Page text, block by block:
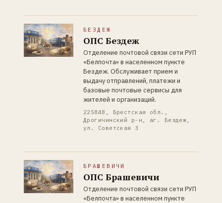
БЕЗДЕЖ
ОПС Бездеж
Отделение почтовой связи сети РУП
«Белпочта» в населенном пункте
Бездеж. Обслуживает прием и
выдачу отправлений, платежи и
базовые почтовые сервисы для
жителей и организаций.
225848, Брестская обл.,
Дрогичинский р-н, аг. Бездеж,
ул. Советская 3
БРАШЕВИЧИ
ОПС Брашевичи
Отделение почтовой связи сети РУП
«Белпочта» в населенном пункте